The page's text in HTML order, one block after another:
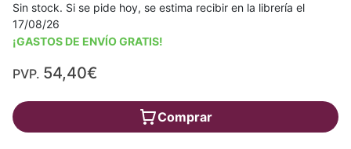
Sin stock. Si se pide hoy, se estima recibir en la librería el
17/08/26
¡GASTOS DE ENVÍO GRATIS!
PVP. 54,40€
Comprar